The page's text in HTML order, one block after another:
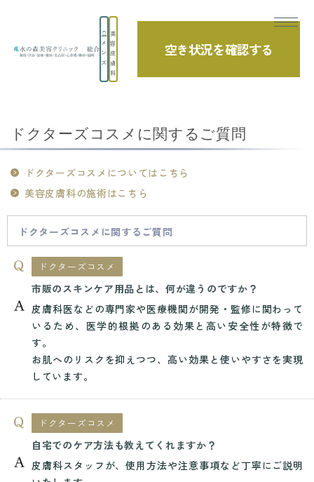
メ
ン
ズ
美
容
皮
膚
科
空き状況を確認する
よくあるご質問
よくあるご質問
ドクターズコスメに関するご質問
ドクターズコスメについてはこちら
美容皮膚科の施術はこちら
ドクターズコスメに関するご質問
ドクターズコスメ
市販のスキンケア用品とは、何が違うのですか？
皮膚科医などの専門家や医療機関が開発・監修に関わって
いるため、医学的根拠のある効果と高い安全性が特徴で
す。
お肌へのリスクを抑えつつ、高い効果と使いやすさを実現
しています。
ドクターズコスメ
自宅でのケア方法も教えてくれますか？
皮膚科スタッフが、使用方法や注意事項など丁寧にご説明